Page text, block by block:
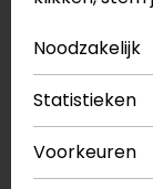
849,99
Noodzakelijk
Statistieken
Voorkeuren